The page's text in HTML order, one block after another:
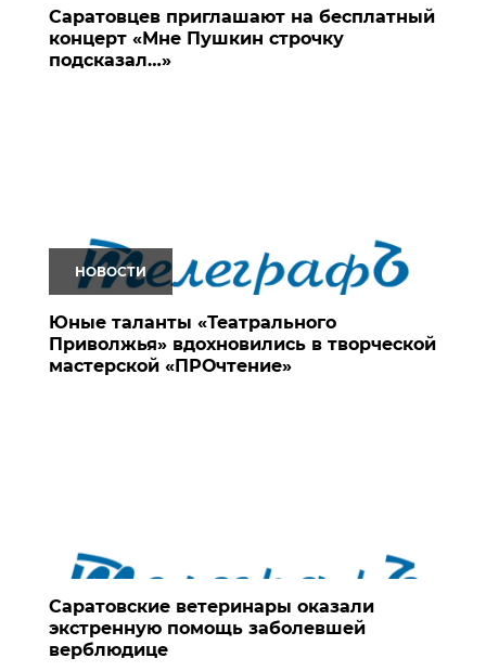
Саратовцев приглашают на бесплатный
концерт «Мне Пушкин строчку
подсказал…»
НОВОСТИ
Юные таланты «Театрального
Приволжья» вдохновились в творческой
мастерской «ПРОчтение»
Саратовские ветеринары оказали
экстренную помощь заболевшей
верблюдице